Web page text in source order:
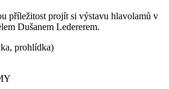
příležitost projít si výstavu hlavolamů v
Dušanem Ledererem.
prohlídka)